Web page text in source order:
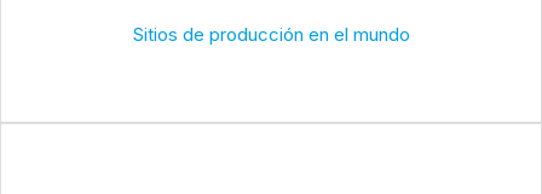
Sitios de producción en el mundo